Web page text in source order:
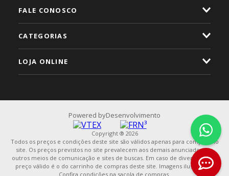
FALE CONOSCO
CATEGORIAS
LOJA ONLINE
Powered byDesenvolvimento
Copyright ® 2026
Todos os preços e condições deste site são válidos apenas para compras no
site. Os preços previstos no site prevalecem aos demais anunciados em
outros meios de comunicação e sites de buscas. Em caso de divergência, o
preço válido é o do carrinho de compras deste site. Imagens ilustrativas.
Confira condições na sacola de compras.